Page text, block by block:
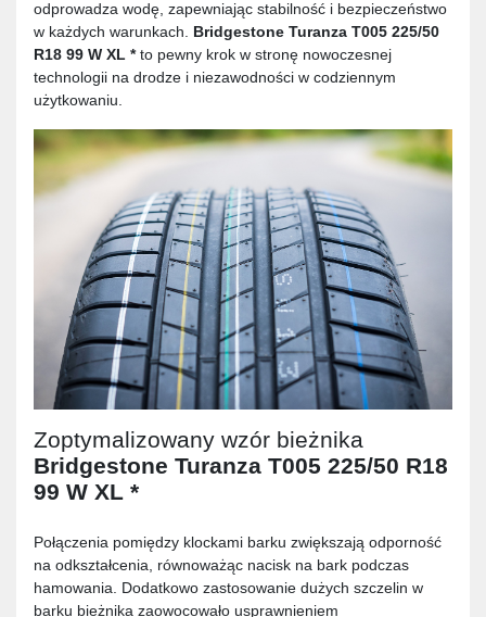
odprowadza wodę, zapewniając stabilność i bezpieczeństwo
w każdych warunkach. Bridgestone Turanza T005 225/50
R18 99 W XL *to pewny krok w stronę nowoczesnej
technologii na drodze i niezawodności w codziennym
użytkowaniu.
Zoptymalizowany wzór bieżnika
Bridgestone Turanza T005 225/50 R18
99 W XL *
Połączenia pomiędzy klockami barku zwiększają odporność
na odkształcenia, równoważąc nacisk na bark podczas
hamowania. Dodatkowo zastosowanie dużych szczelin w
barku bieżnika zaowocowało usprawnieniem